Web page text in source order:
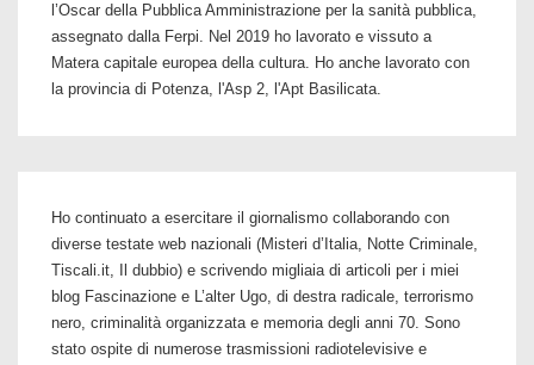
l’Oscar della Pubblica Amministrazione per la sanità pubblica,
assegnato dalla Ferpi. Nel 2019 ho lavorato e vissuto a
Matera capitale europea della cultura. Ho anche lavorato con
la provincia di Potenza, l'Asp 2, l'Apt Basilicata.
Ho continuato a esercitare il giornalismo collaborando con
diverse testate web nazionali (Misteri d’Italia, Notte Criminale,
Tiscali.it, Il dubbio) e scrivendo migliaia di articoli per i miei
blog Fascinazione e L’alter Ugo, di destra radicale, terrorismo
nero, criminalità organizzata e memoria degli anni 70. Sono
stato ospite di numerose trasmissioni radiotelevisive e